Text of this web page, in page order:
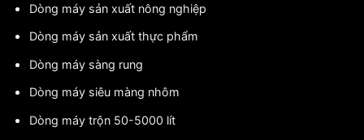
Dòng máy sản xuất nông nghiệp
Dòng máy sản xuất thực phẩm
Dòng máy sàng rung
Dòng máy siêu màng nhôm
Dòng máy trộn 50-5000 lít